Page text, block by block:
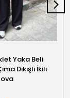
Yaka Beli
Dikişli İkili